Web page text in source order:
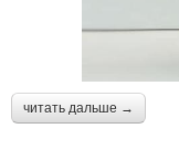
читать дальше →